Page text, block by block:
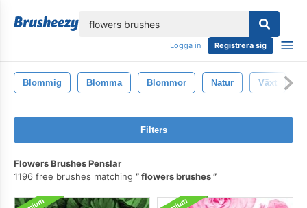
Logga in Registrera sig
Blommig Blomma Blommor Natur Växt
Filters
Flowers Brushes Penslar
1196 free brushes matching
flowers brushes